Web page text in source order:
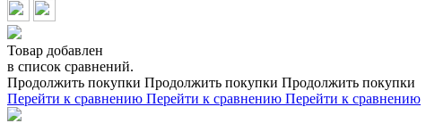
Товар добавлен
в список сравнений.
Продолжить покупки Продолжить покупки Продолжить покупки
Перейти к сравнению Перейти к сравнению Перейти к сравнению